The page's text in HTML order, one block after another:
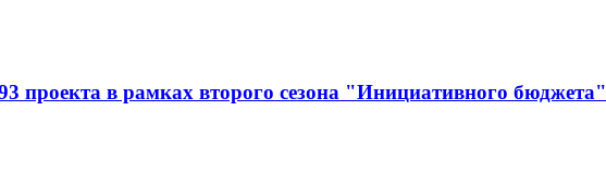
проекта в рамках второго сезона "Инициативного бюджета"